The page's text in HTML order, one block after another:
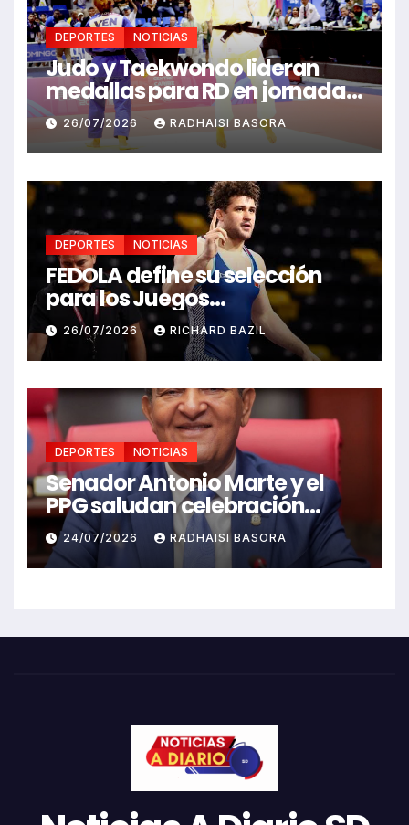
DEPORTES NOTICIAS
Judo y Taekwondo lideran
medallas para RD en jornada
de Juego Santo Domingo 2026
26/07/2026 RADHAISI BASORA
DEPORTES NOTICIAS
FEDOLA define su selección
para los Juegos
Centroamericanos y del
Caribe Santo Domingo 2026
26/07/2026 RICHARD BAZIL
DEPORTES NOTICIAS
Senador Antonio Marte y el
PPG saludan celebración
Juegos Centroamericanos
24/07/2026 RADHAISI BASORA